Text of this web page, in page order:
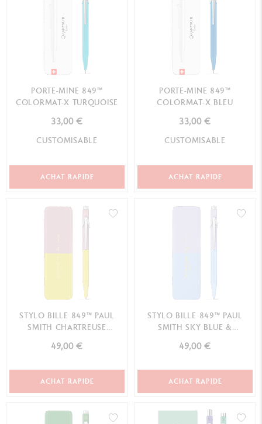
PORTE-MINE 849™
COLORMAT-X TURQUOISE
33,00 €
CUSTOMISABLE
ACHAT RAPIDE
PORTE-MINE 849™
COLORMAT-X BLEU
33,00 €
CUSTOMISABLE
ACHAT RAPIDE
STYLO BILLE 849™ PAUL
SMITH CHARTREUSE
49,00 €
ACHAT RAPIDE
STYLO BILLE 849™ PAUL
SMITH SKY BLUE &
49,00 €
ACHAT RAPIDE